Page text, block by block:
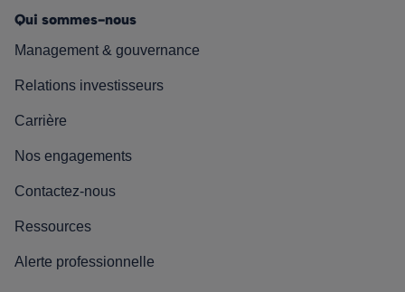
Qui sommes-nous
Management & gouvernance
Relations investisseurs
Carrière
Nos engagements
Contactez-nous
Ressources
Alerte professionnelle